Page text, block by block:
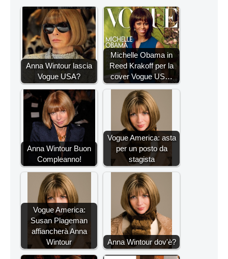
Anna Wintour lascia
Vogue USA?
Michelle Obama in
Reed Krakoff per la
cover Vogue US…
Anna Wintour Buon
Compleanno!
Vogue America: asta
per un posto da
stagista
Vogue America:
Susan Plageman
affiancherà Anna
Wintour
Anna Wintour dov'è?